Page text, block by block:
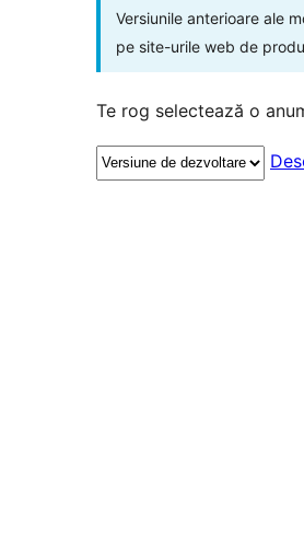
Versiunile anterioare ale
pe site-urile web de
Te rog selectează o